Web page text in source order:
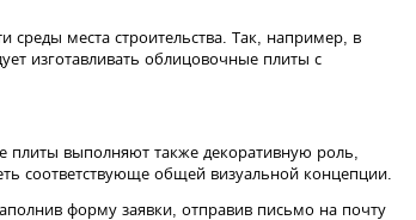
среды места строительства. Так, например, в
изготавливать облицовочные плиты с
выполняют также декоративную роль,
соответствующе общей визуальной концепции.
форму заявки, отправив письмо на почту